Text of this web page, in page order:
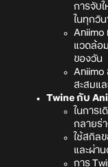
การจับ
ในทุกวิน
Aniimo
แวดล้อ
ของวัน
Aniimo
สะสมแ
Twine กับ
ในการเ
กลายร่
ใช้สกิล
และผ่า
การ